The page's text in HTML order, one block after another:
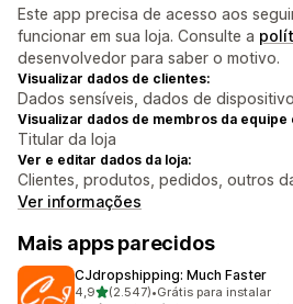
Este app precisa de acesso aos
funcionar em sua loja. Consulte a
desenvolvedor para saber o motivo.
Visualizar dados de clientes:
Dados sensíveis, dados de
Visualizar dados de membros da
Titular da loja
Ver e editar dados da loja:
Clientes, produtos, pedidos, outros
Ver informações
Mais apps parecidos
CJdropshipping: Much Faster
4,9de 5 estrelas
(2.547)
2547 avaliações ao todo
•Grátis para instalar